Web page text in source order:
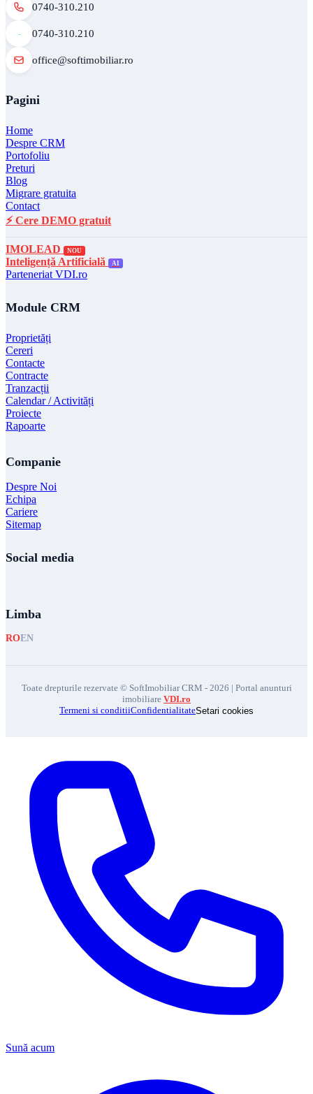
0740-310.210
0740-310.210
office@softimobiliar.ro
Pagini
Home
Despre CRM
Portofoliu
Preturi
Blog
Migrare gratuita
Contact
⚡ Cere DEMO gratuit
IMOLEAD NOU
Inteligență Artificială AI
Parteneriat VDI.ro
Module CRM
Proprietăți
Cereri
Contacte
Contracte
Tranzacții
Calendar / Activități
Proiecte
Rapoarte
Companie
Despre Noi
Echipa
Cariere
Sitemap
Social media
Limba
ROEN
Toate drepturile rezervate © SoftImobiliar CRM - 2026 | Portal anunturi
imobiliare VDI.ro
Termeni si conditiiConfidentialitateSetari cookies
Sună acum